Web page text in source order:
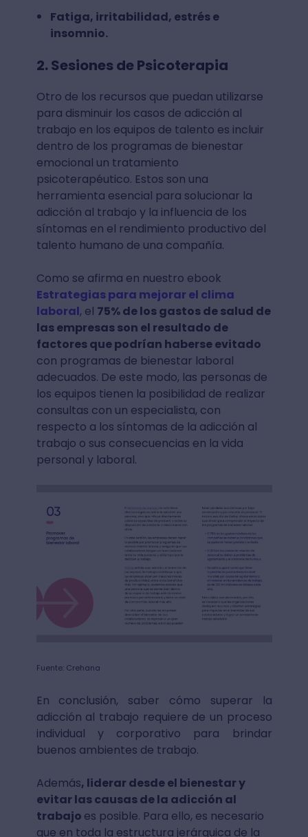
Fatiga, irritabilidad, estrés e
insomnio.
2. Sesiones de Psicoterapia
Otro de los recursos que puedan utilizarse
para disminuir los casos de adicción al
trabajo en los equipos de talento es incluir
dentro de los programas de bienestar
emocional un tratamiento
psicoterapéutico. Estos son una
herramienta esencial para solucionar la
adicción al trabajo y la influencia de los
síntomas en el rendimiento productivo del
talento humano de una compañía.
Como se afirma en nuestro ebook
Estrategias para mejorar el clima
laboral, el 75% de los gastos de salud de
las empresas son el resultado de
factores que podrían haberse evitado
con programas de bienestar laboral
adecuados. De este modo, las personas de
los equipos tienen la posibilidad de realizar
consultas con un especialista, con
respecto a los síntomas de la adicción al
trabajo o sus consecuencias en la vida
personal y laboral.
Fuente: Crehana
En conclusión, saber cómo superar la
adicción al trabajo requiere de un proceso
individual y corporativo para brindar
buenos ambientes de trabajo.
Además, liderar desde el bienestar y
evitar las causas de la adicción al
trabajo es posible. Para ello, es necesario
que en toda la estructura jerárquica de la